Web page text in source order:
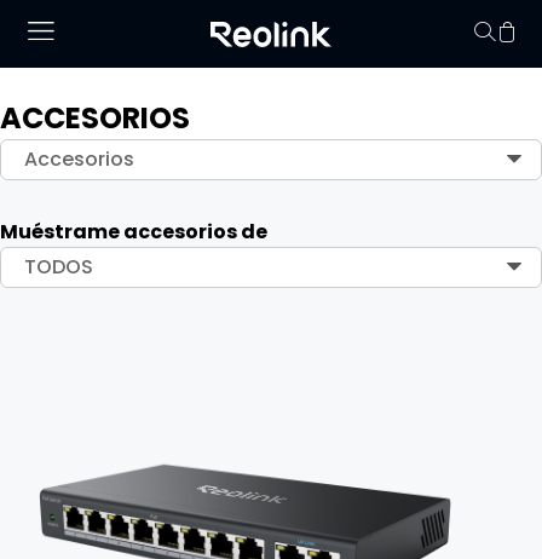
ACCESORIOS
Accesorios
Muéstrame accesorios de
TODOS